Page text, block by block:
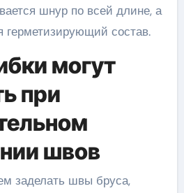
шнур по всей длине, а
герметизирующий состав.
могут
при
швов
заделать швы бруса,